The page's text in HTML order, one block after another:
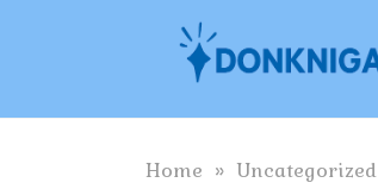
Home » Uncategorized